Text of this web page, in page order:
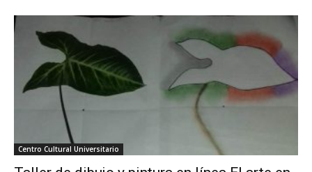
Centro Cultural Universitario